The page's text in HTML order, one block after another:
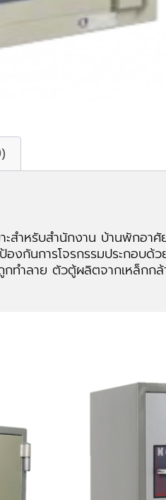
ะสำหรับสำนักงาน บ้านพักอ
กันการโจรกรรมประกอบด้
กทำลาย ตัวตู้ผลิตจากเหล็ก